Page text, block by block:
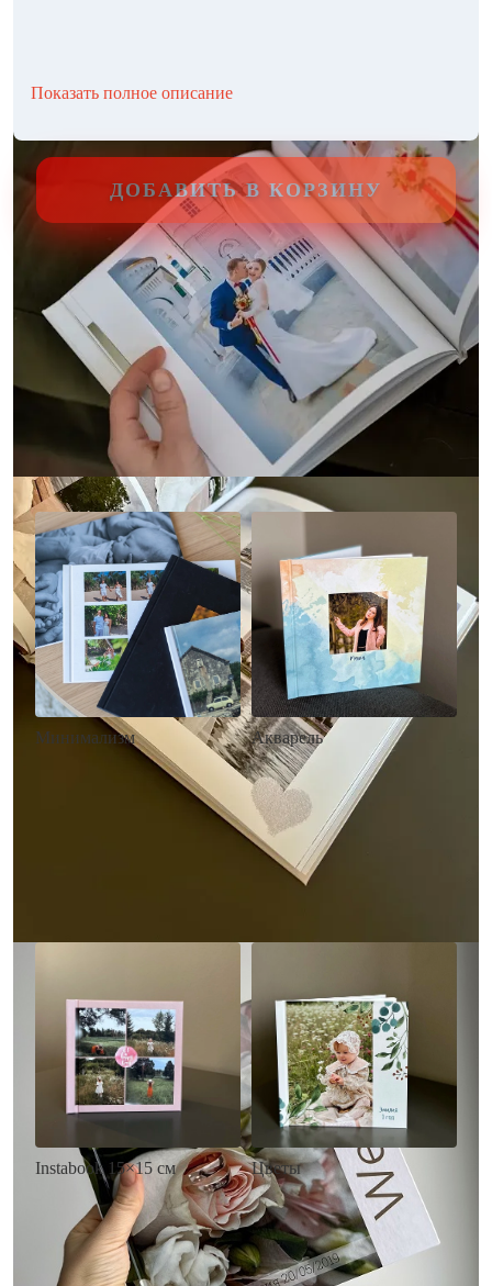
Показать полное описание
ДОБАВИТЬ В КОРЗИНУ
Другие стили фотокниг
Минимализм Акварель
• Декор в стиле
акварельных красок
• Выбор цвета фона
• Загрузка фото и текста
Заказать
Instabook 15×15 см
• Декор на выбор
• Выбор цвета фона
• Загрузка фото и текста
Цветы
• Декор цветы
• Выбор цвета фона
• Загрузка фото и текста